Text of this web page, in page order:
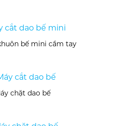
bế mini cầm tay
chặt dao bế